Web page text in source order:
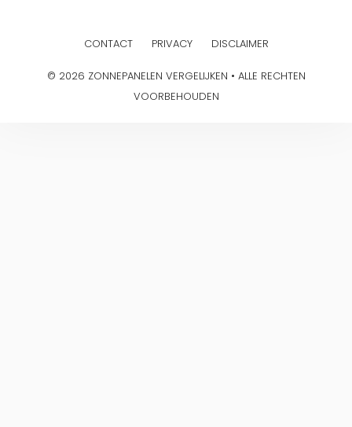
CONTACT PRIVACY DISCLAIMER
© 2026 ZONNEPANELEN VERGELIJKEN • ALLE RECHTEN
VOORBEHOUDEN